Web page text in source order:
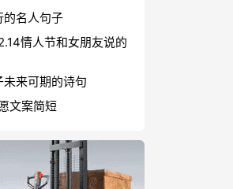
的名人句子
情人节和女朋友说的
未来可期的诗句
文案简短